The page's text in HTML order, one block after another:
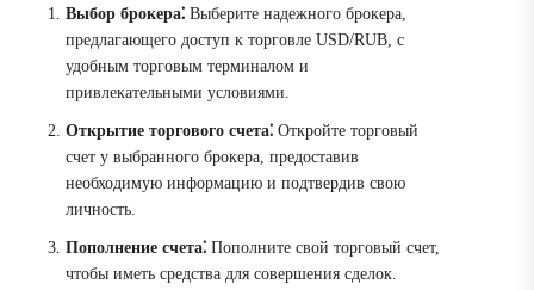
Выбор брокера⁚ Выберите надежного брокера,
предлагающего доступ к торговле USD/RUB, с
удобным торговым терминалом и
привлекательными условиями.
Открытие торгового счета⁚ Откройте торговый
счет у выбранного брокера, предоставив
необходимую информацию и подтвердив свою
личность.
Пополнение счета⁚ Пополните свой торговый счет,
чтобы иметь средства для совершения сделок.